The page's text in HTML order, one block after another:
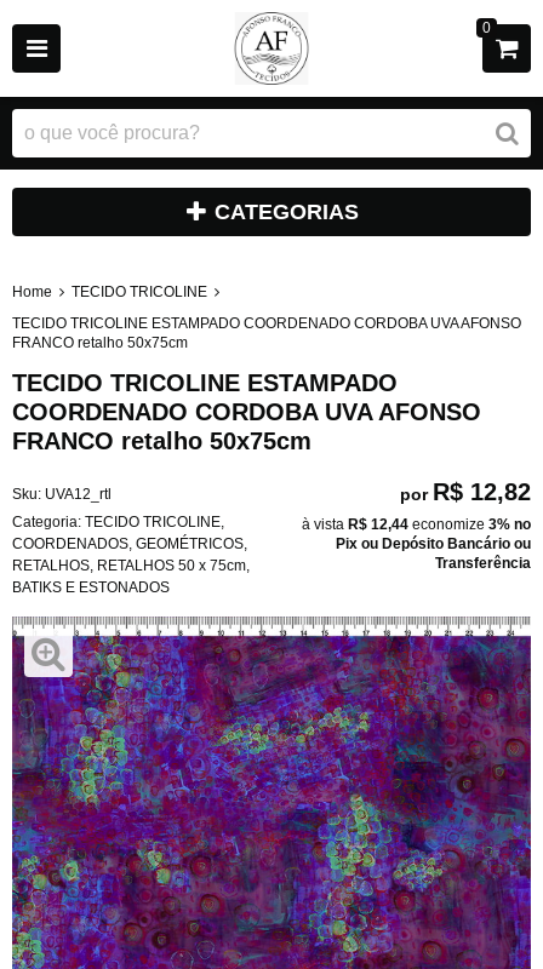
0
CATEGORIAS
Home
TECIDO TRICOLINE
TECIDO TRICOLINE ESTAMPADO COORDENADO CORDOBA UVA AFONSO
FRANCO retalho 50x75cm
TECIDO TRICOLINE ESTAMPADO
COORDENADO CORDOBA UVA AFONSO
FRANCO retalho 50x75cm
Sku: UVA12_rtl
Categoria: TECIDO TRICOLINE
COORDENADOS GEOMÉTRICOS
RETALHOS RETALHOS 50 x 75cm
BATIKS E ESTONADOS
por R$ 12,82
à vista R$ 12,44 economize 3% no
Pix ou Depósito Bancário ou
Transferência